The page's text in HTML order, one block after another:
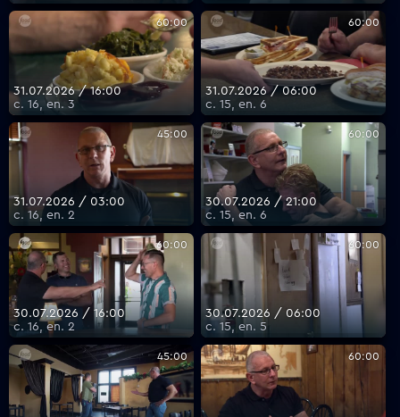
60:00
31.07.2026 / 16:00
с. 16, еп. 3
60:00
31.07.2026 / 06:00
с. 15, еп. 6
45:00
31.07.2026 / 03:00
с. 16, еп. 2
60:00
30.07.2026 / 21:00
с. 15, еп. 6
60:00
30.07.2026 / 16:00
с. 16, еп. 2
60:00
30.07.2026 / 06:00
с. 15, еп. 5
45:00 60:00